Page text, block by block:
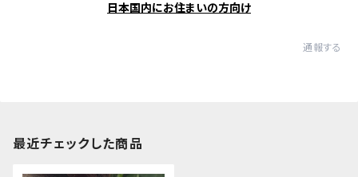
日本国内にお住まいの方向け
通報する
最近チェックした商品